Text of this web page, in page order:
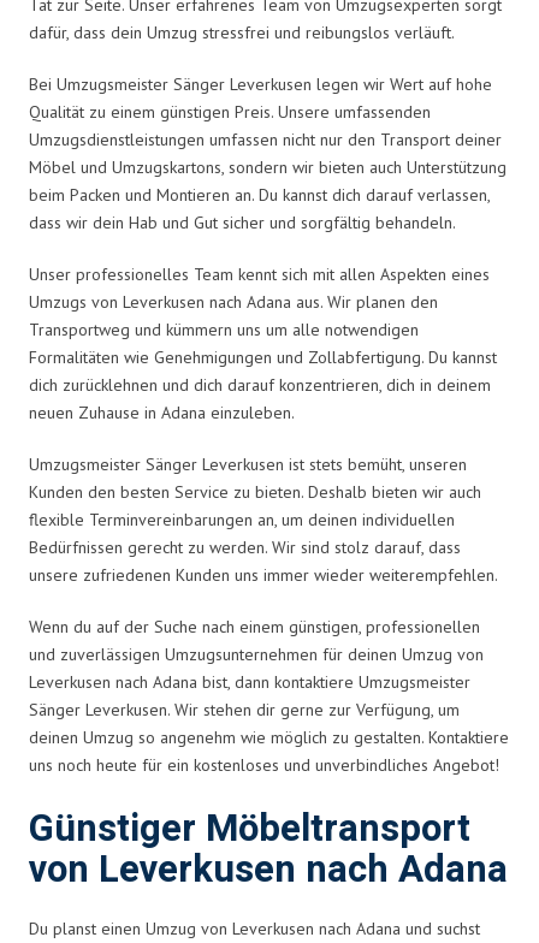
Tat zur Seite. Unser erfahrenes Team von Umzugsexperten sorgt
dafür, dass dein Umzug stressfrei und reibungslos verläuft.
Bei Umzugsmeister Sänger Leverkusen legen wir Wert auf hohe
Qualität zu einem günstigen Preis. Unsere umfassenden
Umzugsdienstleistungen umfassen nicht nur den Transport deiner
Möbel und Umzugskartons, sondern wir bieten auch Unterstützung
beim Packen und Montieren an. Du kannst dich darauf verlassen,
dass wir dein Hab und Gut sicher und sorgfältig behandeln.
Unser professionelles Team kennt sich mit allen Aspekten eines
Umzugs von Leverkusen nach Adana aus. Wir planen den
Transportweg und kümmern uns um alle notwendigen
Formalitäten wie Genehmigungen und Zollabfertigung. Du kannst
dich zurücklehnen und dich darauf konzentrieren, dich in deinem
neuen Zuhause in Adana einzuleben.
Umzugsmeister Sänger Leverkusen ist stets bemüht, unseren
Kunden den besten Service zu bieten. Deshalb bieten wir auch
flexible Terminvereinbarungen an, um deinen individuellen
Bedürfnissen gerecht zu werden. Wir sind stolz darauf, dass
unsere zufriedenen Kunden uns immer wieder weiterempfehlen.
Wenn du auf der Suche nach einem günstigen, professionellen
und zuverlässigen Umzugsunternehmen für deinen Umzug von
Leverkusen nach Adana bist, dann kontaktiere Umzugsmeister
Sänger Leverkusen. Wir stehen dir gerne zur Verfügung, um
deinen Umzug so angenehm wie möglich zu gestalten. Kontaktiere
uns noch heute für ein kostenloses und unverbindliches Angebot!
Günstiger Möbeltransport
von Leverkusen nach Adana
Du planst einen Umzug von Leverkusen nach Adana und suchst